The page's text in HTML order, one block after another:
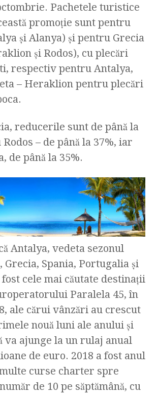
Pachetele turistice
promoție sunt pentru
și Alanya) și pentru Grecia
și Rodos), cu plecări
respectiv pentru Antalya,
– Heraklion pentru plecări
reducerile sunt de până la
– de până la 37%, iar
de până la 35%.
Antalya, vedeta sezonul
Grecia, Spania, Portugalia și
fost cele mai căutate destinații
Paralela 45, în
ale cărui vânzări au crescut
nouă luni ale anului și
va ajunge la un rulaj anual
de euro. 2018 a fost anul
curse charter spre
de 10 pe săptămână, cu